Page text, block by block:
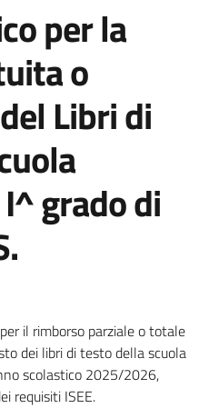
per la
o
Libri di
grado di
il rimborso parziale o totale
dei libri di testo della scuola
scolastico 2025/2026,
requisiti ISEE.